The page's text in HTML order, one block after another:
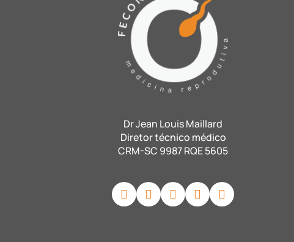
Dr Jean Louis Maillard
Diretor técnico médico
CRM-SC 9987 RQE 5605